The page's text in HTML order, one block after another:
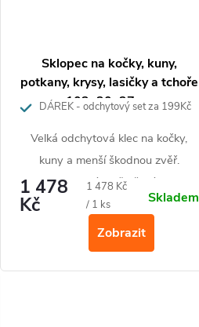
Sklopec na kočky, kuny,
potkany, krysy, lasičky a tchoře
102x20x27cm
DÁREK - odchytový set za 199Kč
Velká odchytová klec na kočky,
kuny a menší škodnou zvěř.
Pozinkovaná a ošetřená proti
korozi.
1 478
Kč
Měrná
cena:
1 478 Kč
/ 1 ks
Skladem
Zobrazit